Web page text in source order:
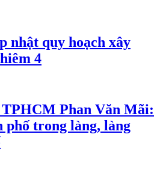
nhật quy hoạch xây
4
Phan Văn Mãi:
phố trong làng, làng